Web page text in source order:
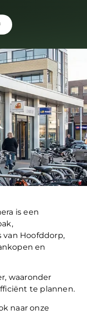
is een
Hoofddorp,
en
waaronder
te plannen.
naar onze